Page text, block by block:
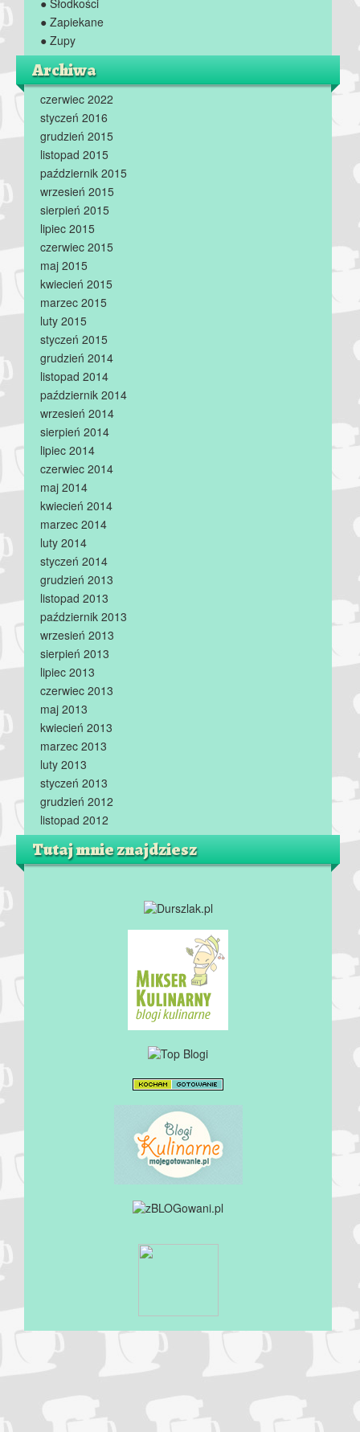
● Zapiekane
● Zupy
Archiwa
czerwiec 2022
styczeń 2016
grudzień 2015
listopad 2015
październik 2015
wrzesień 2015
sierpień 2015
lipiec 2015
czerwiec 2015
maj 2015
kwiecień 2015
marzec 2015
luty 2015
styczeń 2015
grudzień 2014
listopad 2014
październik 2014
wrzesień 2014
sierpień 2014
lipiec 2014
czerwiec 2014
maj 2014
kwiecień 2014
marzec 2014
luty 2014
styczeń 2014
grudzień 2013
listopad 2013
październik 2013
wrzesień 2013
sierpień 2013
lipiec 2013
czerwiec 2013
maj 2013
kwiecień 2013
marzec 2013
luty 2013
styczeń 2013
grudzień 2012
listopad 2012
Tutaj mnie znajdziesz